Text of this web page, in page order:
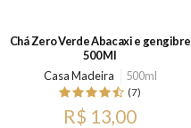
Chá Zero Verde Abacaxi e gengibre
500 Ml
Casa Madeira
500ml
(7)
R$ 13,00